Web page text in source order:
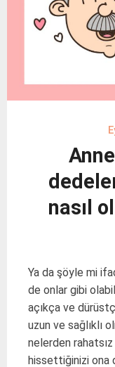
nasıl
Ya da şöyle mi
de onlar gibi
açıkça ve
uzun ve sağlıklı
nelerden
hissettiğinizi ona